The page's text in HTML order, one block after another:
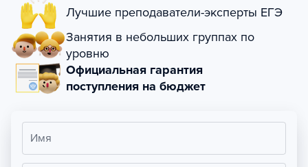
Лучшие преподаватели-эксперты ЕГЭ
Занятия в небольших группах по
уровню
Официальная гарантия
поступления на бюджет
Имя